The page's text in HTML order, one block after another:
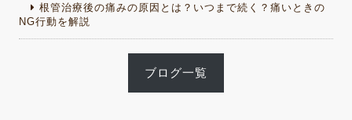
根管治療後の痛みの原因とは？いつまで続く？痛いときの
NG行動を解説
ブログ一覧